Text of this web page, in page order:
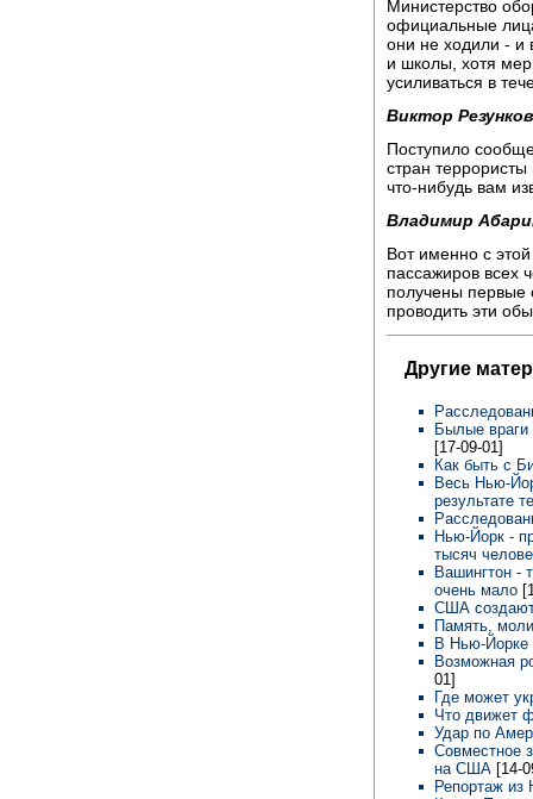
Министерство
официальные
они не ходили - и
и школы, хотя
усиливаться в
Виктор
Поступило
стран
что-нибудь вам
Владимир
Вот именно с
пассажиров всех
получены первые
проводить эти
Другие
Былые враги
[17-09-01]
Как быть с
Весь Нью-
результате
Нью-Йорк -
тысяч
Вашингтон -
очень мало
США создают
Память,
В Нью-Йорке
Возможная
01]
Где может
Что движет
Удар по
Совместное
на США [14-
Репортаж из